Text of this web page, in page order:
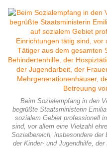
Beim Sozialempfang in den
begrüßte Staatsministerin
sozialem Gebiet professionell
sind, vor allem eine Vielzahl
Sozialbereich, insbesondere der
der Kinder- und Jugendhilfe,